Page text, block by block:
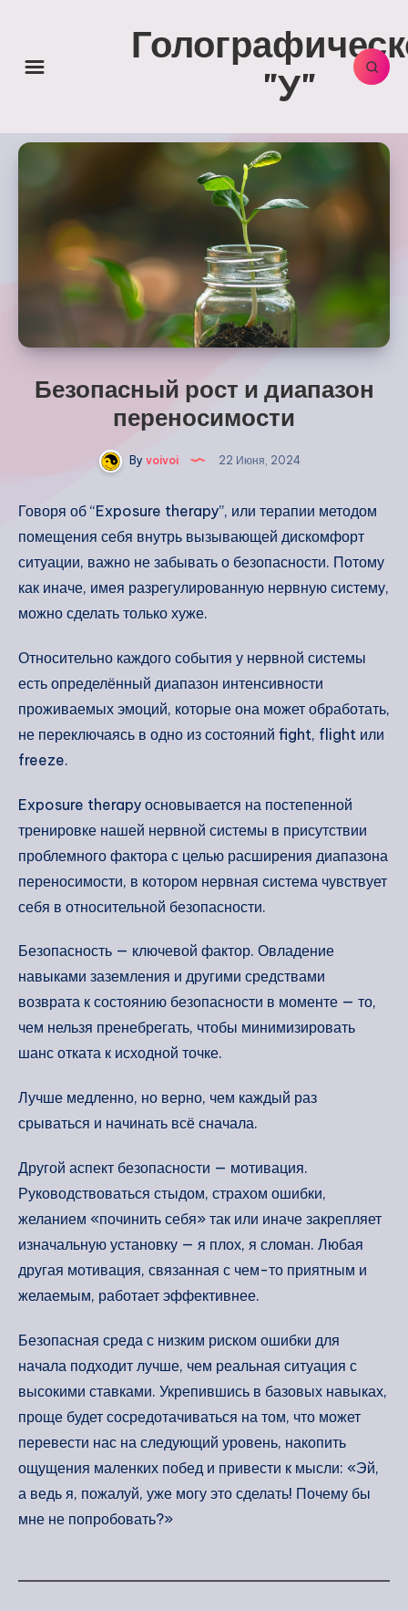
"У"
Безопасный рост и диапазон
переносимости
By voivoi 22 Июня, 2024
Говоря об “Exposure therapy”, или терапии методом
помещения себя внутрь вызывающей дискомфорт
ситуации, важно не забывать о безопасности. Потому
как иначе, имея разрегулированную нервную систему,
можно сделать только хуже.
Относительно каждого события у нервной системы
есть определённый диапазон интенсивности
проживаемых эмоций, которые она может обработать,
не переключаясь в одно из состояний fight, flight или
freeze.
Exposure therapy основывается на постепенной
тренировке нашей нервной системы в присутствии
проблемного фактора с целью расширения диапазона
переносимости, в котором нервная система чувствует
себя в относительной безопасности.
Безопасность — ключевой фактор. Овладение
навыками заземления и другими средствами
возврата к состоянию безопасности в моменте — то,
чем нельзя пренебрегать, чтобы минимизировать
шанс отката к исходной точке.
Лучше медленно, но верно, чем каждый раз
срываться и начинать всё сначала.
Другой аспект безопасности — мотивация.
Руководствоваться стыдом, страхом ошибки,
желанием «починить себя» так или иначе закрепляет
изначальную установку — я плох, я сломан. Любая
другая мотивация, связанная с чем-то приятным и
желаемым, работает эффективнее.
Безопасная среда с низким риском ошибки для
начала подходит лучше, чем реальная ситуация с
высокими ставками. Укрепившись в базовых навыках,
проще будет сосредотачиваться на том, что может
перевести нас на следующий уровень, накопить
ощущения маленких побед и привести к мысли: «Эй,
а ведь я, пожалуй, уже могу это сделать! Почему бы
мне не попробовать?»